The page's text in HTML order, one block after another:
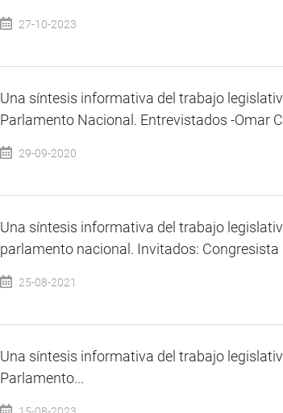
27-10-2023
Una síntesis informativa del trabajo
Parlamento Nacional. Entrevistados -Omar
29-09-2020
Una síntesis informativa del trabajo
parlamento nacional. Invitados: Congresista
25-08-2021
Una síntesis informativa del trabajo
Parlamento...